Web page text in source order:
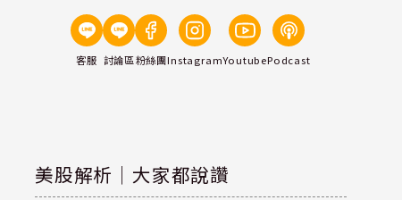
客服 討論區粉絲團InstagramYoutubePodcast
美股解析｜大家都說讚